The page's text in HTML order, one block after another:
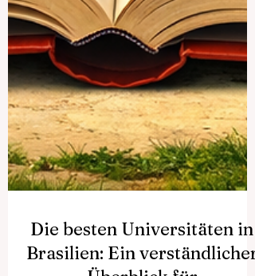
Die besten Universitäten in